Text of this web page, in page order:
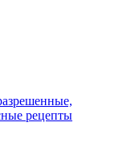
рецепты